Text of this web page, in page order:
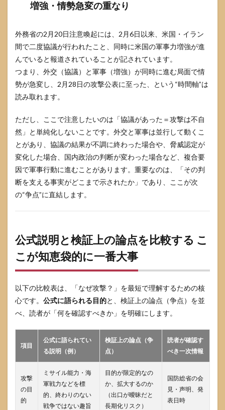
に攻
撃し
8.2
これ
は戦
の
第三
界大
戦に
なる
の
8.4
日本
は参
戦す
るの
のニ
ュー
スで
何を
見れ
い
9
まと
攻撃
かは
主張
点を
分け
ると
理解
増強・情勢急変の重なり
外務省の2月20日注意喚起には、2月6日以来、米国・イラン
間で二度協議が行われたこと、同時に米国の軍事力増強が進
んでいると報道されていることが記されています。
つまり、外交（協議）と軍事（増強）が同時に進む局面で情
勢が急変し、2月28日の攻撃公表に至った、という“時間軸”は
読み取れます。
ただし、ここで注意したいのは「協議があった＝攻撃は不自
然」と単純化しないことです。外交と軍事は並行して動くこ
とがあり、協議の結果が不調に終わった場合や、脅威認定が
変化した場合、国内政治の判断が変わった場合など、複合要
因で軍事行動に進むことがあります。重要なのは、「その判
断を支える事実がどこまで示されたか」であり、ここが次
の“争点”に直結します。
公式説明と検証上の論点を比較する こ
こが知恵袋的に一番大事
以下の比較表は、「なぜ攻撃？」を最短で理解するための核
心です。 公式に語られる目的と、検証上の論点（争点）を並
べ、読者が「何を確認すべきか」を明確にします。
項目
公式に語られてい
る説明（例）
検証上の論点（争
点）
読者が確認す
べき一次情報
攻撃
の目
的
ミサイル能力・海
軍戦力などを標
的、終わりのない
戦争ではない趣旨
目的が限定的なの
か、拡大するのか
（出口が曖昧だと
長期化リスク）
国防総省の会
見・声明、発
表日時